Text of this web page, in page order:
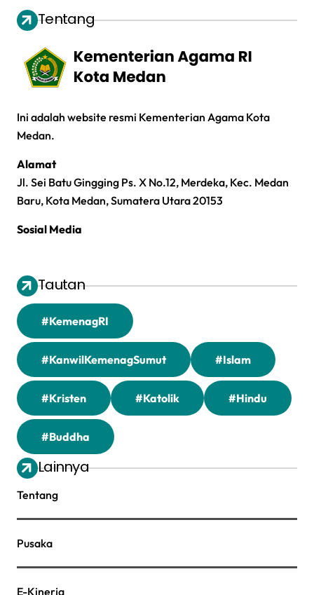
Tentang
Ini adalah website resmi Kementerian Agama Kota
Medan.
Alamat
Jl. Sei Batu Gingging Ps. X No.12, Merdeka, Kec. Medan
Baru, Kota Medan, Sumatera Utara 20153
Sosial Media
Tautan
#KemenagRI
#KanwilKemenagSumut #Islam
#Kristen #Katolik #Hindu
#Buddha
Lainnya
Tentang
Pusaka
E-Kinerja